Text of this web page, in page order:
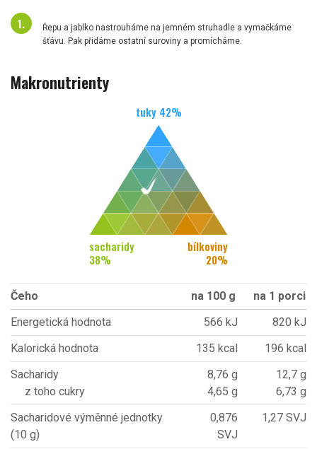
Řepu a jablko nastrouháme na jemném struhadle a vymačkáme
šťávu. Pak přidáme ostatní suroviny a promícháme.
Makronutrienty
tuky 42%
sacharidy
38%
bílkoviny
20%
Čeho na 100 g
na 1 porci
Energetická hodnota
566 kJ
820 kJ
Kalorická hodnota
135 kcal
196 kcal
Sacharidy
z toho cukry
8,76 g
4,65 g
12,7 g
6,73 g
Sacharidové výměnné jednotky
(10 g)
0,876
SVJ
1,27 SVJ